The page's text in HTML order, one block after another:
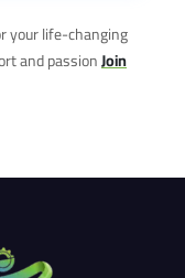
your life-changing
and passionJoin